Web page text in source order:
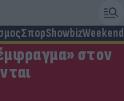
ΣπορShowbizWeekend
στον